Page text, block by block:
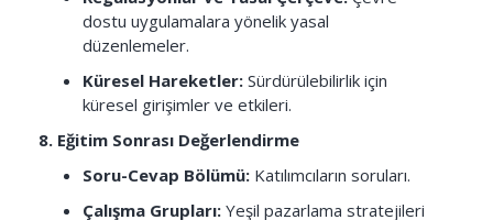
dostu uygulamalara yönelik yasal
düzenlemeler.
Küresel Hareketler: Sürdürülebilirlik için
küresel girişimler ve etkileri.
8. Eğitim Sonrası Değerlendirme
Soru-Cevap Bölümü: Katılımcıların soruları.
Çalışma Grupları: Yeşil pazarlama stratejileri